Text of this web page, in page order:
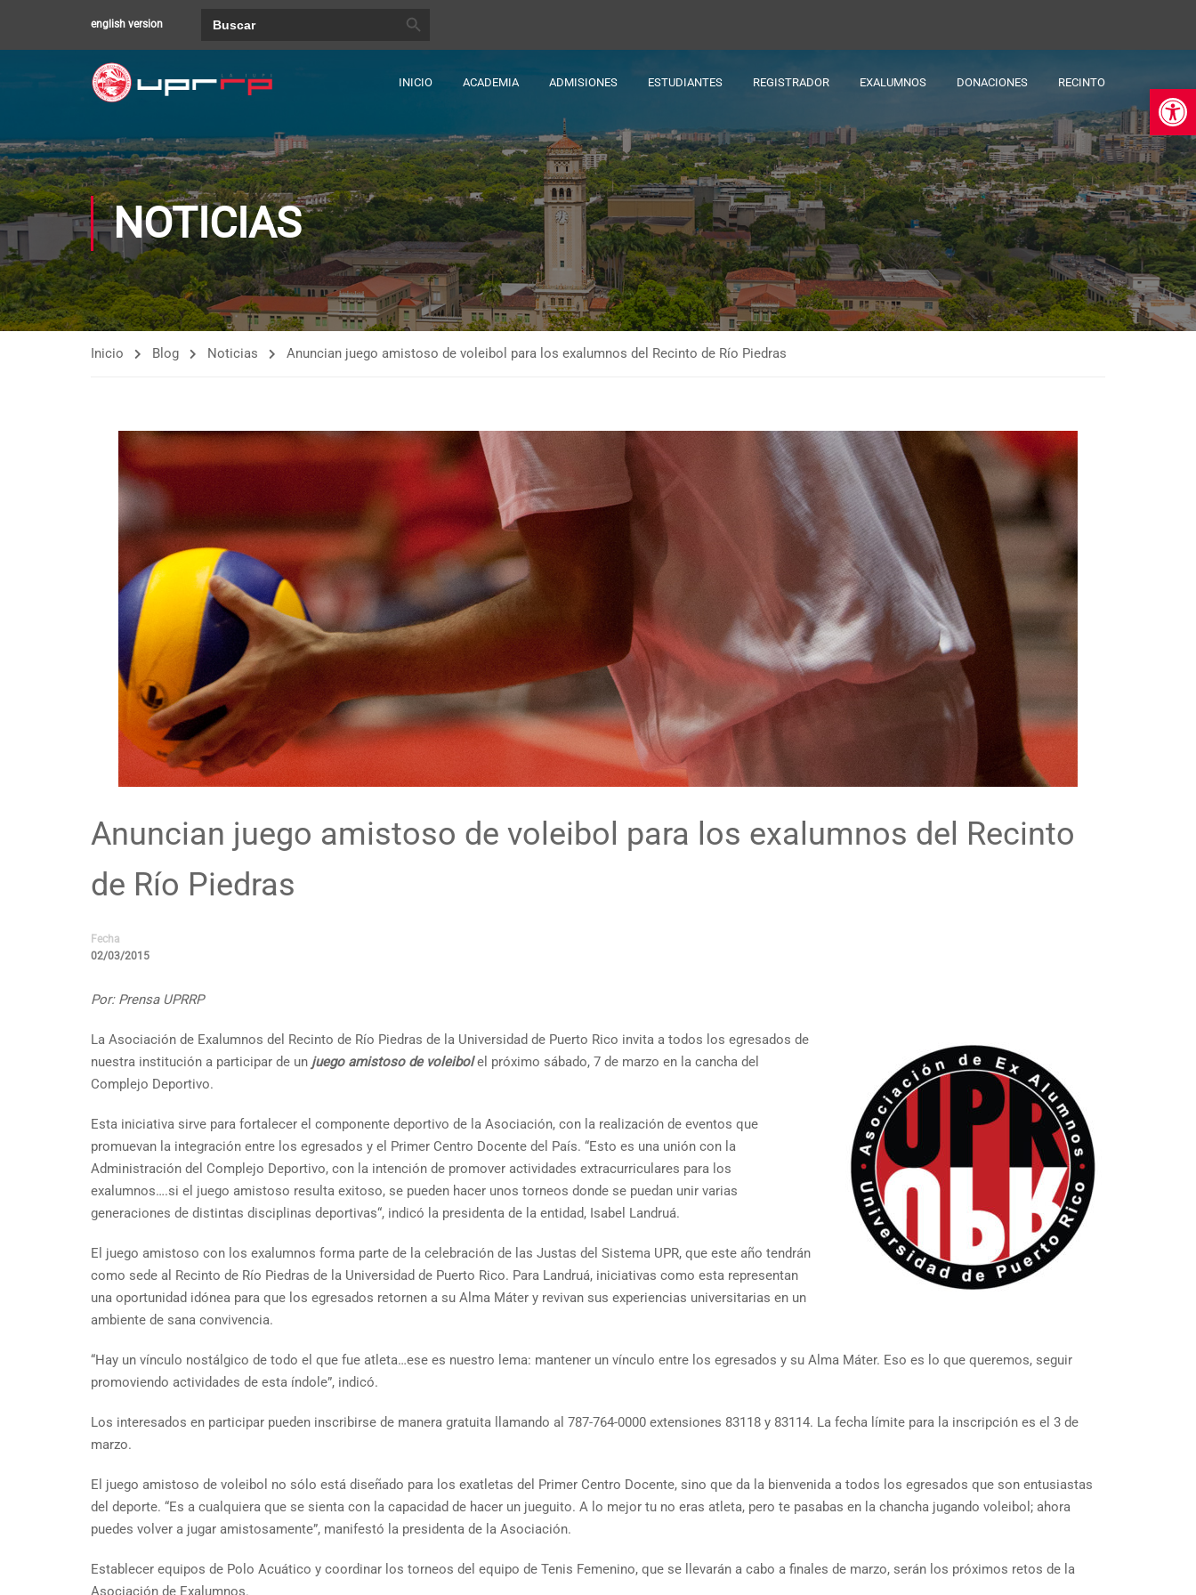
english version
INICIO ACADEMIA ADMISIONES ESTUDIANTES REGISTRADOR EXALUMNOS DONACIONES RECINTO
NOTICIAS
Inicio Blog Noticias Anuncian juego amistoso de voleibol para los exalumnos del Recinto de Río Piedras
Anuncian juego amistoso de voleibol para los exalumnos del Recinto
de Río Piedras
Fecha
02/03/2015
Por: Prensa UPRRP
La Asociación de Exalumnos del Recinto de Río Piedras de la Universidad de Puerto Rico invita a todos los egresados de
nuestra institución a participar de un juego amistoso de voleibolel próximo sábado, 7 de marzo en la cancha del
Complejo Deportivo.
Esta iniciativa sirve para fortalecer el componente deportivo de la Asociación, con la realización de eventos que
promuevan la integración entre los egresados y el Primer Centro Docente del País. “Esto es una unión con la
Administración del Complejo Deportivo, con la intención de promover actividades extracurriculares para los
exalumnos….si el juego amistoso resulta exitoso, se pueden hacer unos torneos donde se puedan unir varias
generaciones de distintas disciplinas deportivas“, indicó la presidenta de la entidad, Isabel Landruá.
El juego amistoso con los exalumnos forma parte de la celebración de las Justas del Sistema UPR, que este año tendrán
como sede al Recinto de Río Piedras de la Universidad de Puerto Rico. Para Landruá, iniciativas como esta representan
una oportunidad idónea para que los egresados retornen a su Alma Máter y revivan sus experiencias universitarias en un
ambiente de sana convivencia.
“Hay un vínculo nostálgico de todo el que fue atleta…ese es nuestro lema: mantener un vínculo entre los egresados y su Alma Máter. Eso es lo que queremos, seguir
promoviendo actividades de esta índole”, indicó.
Los interesados en participar pueden inscribirse de manera gratuita llamando al 787-764-0000 extensiones 83118 y 83114. La fecha límite para la inscripción es el 3 de
marzo.
El juego amistoso de voleibol no sólo está diseñado para los exatletas del Primer Centro Docente, sino que da la bienvenida a todos los egresados que son entusiastas
del deporte. “Es a cualquiera que se sienta con la capacidad de hacer un jueguito. A lo mejor tu no eras atleta, pero te pasabas en la chancha jugando voleibol; ahora
puedes volver a jugar amistosamente”, manifestó la presidenta de la Asociación.
Establecer equipos de Polo Acuático y coordinar los torneos del equipo de Tenis Femenino, que se llevarán a cabo a finales de marzo, serán los próximos retos de la
Asociación de Exalumnos.